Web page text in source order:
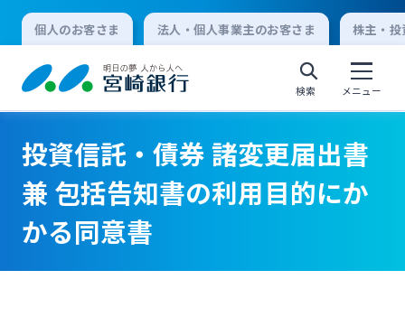
個人のお客さま 法人・個人事業主のお客さま 株主・
検索 メニュー
個人向けインターネットバンキング
投資信託・債券 諸変更届出書
兼 包括告知書の利用目的にか
かる同意書